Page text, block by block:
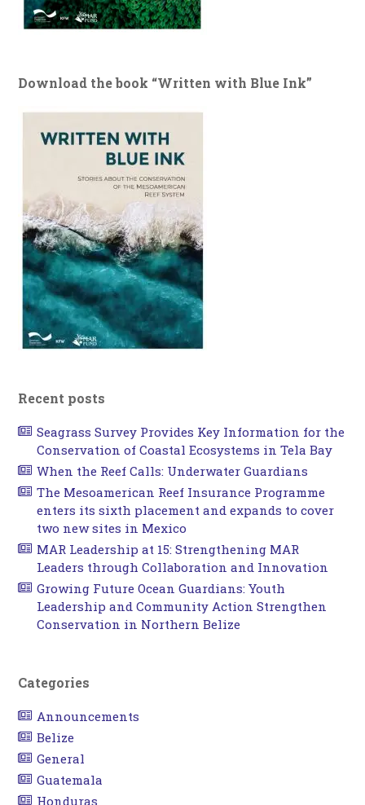
Download the book “Written with Blue Ink”
Recent posts
Seagrass Survey Provides Key Information for the
Conservation of Coastal Ecosystems in Tela Bay
When the Reef Calls: Underwater Guardians
The Mesoamerican Reef Insurance Programme
enters its sixth placement and expands to cover
two new sites in Mexico
MAR Leadership at 15: Strengthening MAR
Leaders through Collaboration and Innovation
Growing Future Ocean Guardians: Youth
Leadership and Community Action Strengthen
Conservation in Northern Belize
Categories
Announcements
Belize
General
Guatemala
Honduras